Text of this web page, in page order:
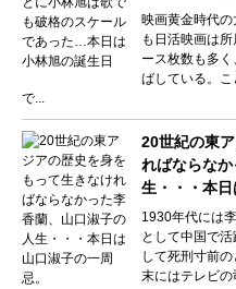
映画黄金時代
も日活映画は
ース枚数も多
ばしている。
で...
20世紀の東
ればならな
生・・・本日
1930年代には
として中国で
して死刑寸前
末にはテレビ